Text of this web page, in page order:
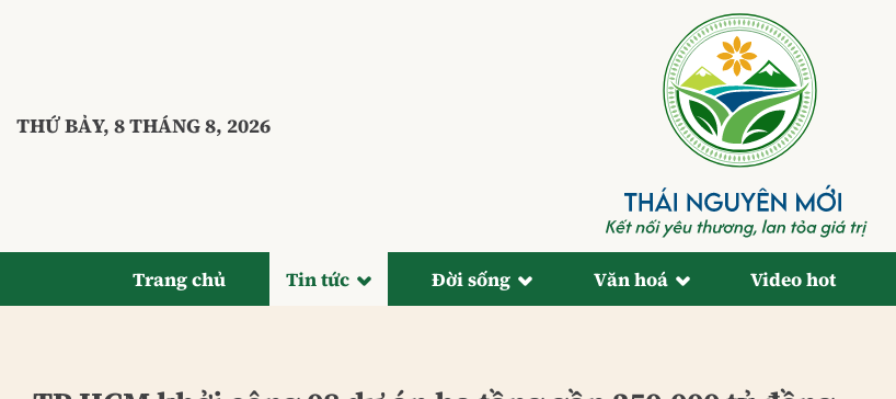
THỨ BẢY, 8 THÁNG 8, 2026
Trang chủ Tin tức Đời sống Văn hoá Video hot